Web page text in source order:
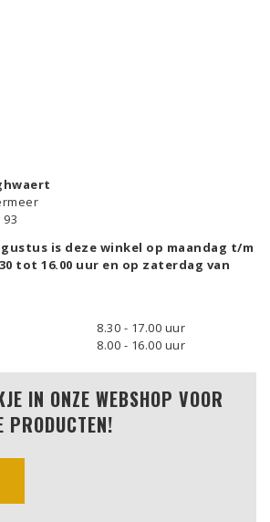
is deze winkel op maandag t/m
tot 16.00 uur en op zaterdag van
8.30 - 17.00 uur
8.00 - 16.00 uur
IN ONZE WEBSHOP VOOR
PRODUCTEN!